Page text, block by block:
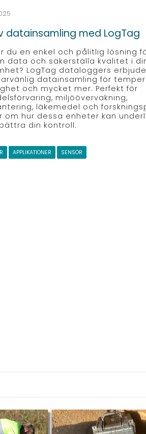
datainsamling med LogTag
du en enkel och pålitlig lösning
data och säkerställa kvalitet i
LogTag dataloggers
datainsamling för
och mycket mer. Perfekt för
miljöövervakning,
läkemedel och
om hur dessa enheter kan
din kontroll.
APPLIKATIONER SENSOR